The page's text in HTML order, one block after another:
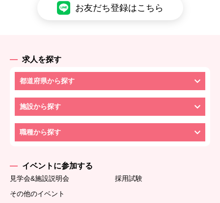
お友だち登録はこちら
求人を探す
都道府県から探す
施設から探す
職種から探す
イベントに参加する
見学会&施設説明会
採用試験
その他のイベント